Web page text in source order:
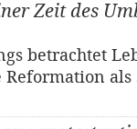
Zeit des
betrachtet